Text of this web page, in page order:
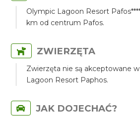
Olympic Lagoon Resort
km od centrum Pafos.
ZWIERZĘTA
Zwierzęta nie są akceptowane
Lagoon Resort Paphos.
JAK DOJECHAĆ?